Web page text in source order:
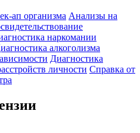
ап организма Анализы на
наркомании
алкоголизма
Диагностика
личности Справка от